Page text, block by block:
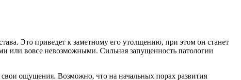
Это приведет к заметному его утолщению, при этом он станет
или вовсе невозможными. Сильная запущенность патологии
ощущения. Возможно, что на начальных порах развития